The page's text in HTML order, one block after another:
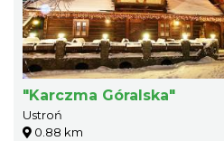
"Karczma Góralska"
Ustroń
0.88 km